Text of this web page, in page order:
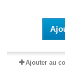
Ajouter au